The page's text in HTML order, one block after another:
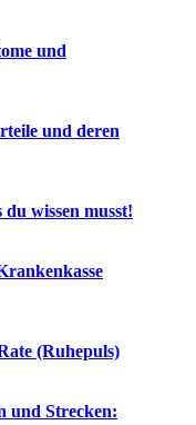
und
und deren
wissen musst!
(Ruhepuls)
und Strecken: